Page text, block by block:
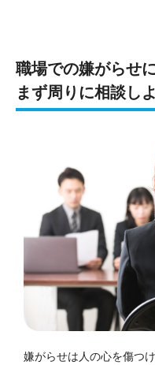
職場での嫌がらせ
まず周りに相談し
嫌がらせは人の心を傷つ